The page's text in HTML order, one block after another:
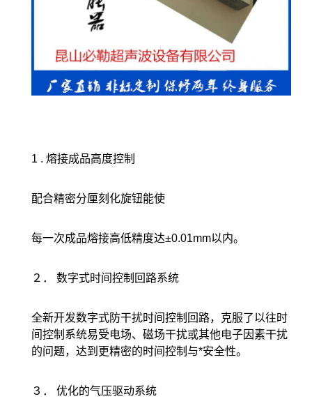
1 . 熔接成品高度控制
配合精密分厘刻化旋钮能使
每一次成品熔接高低精度达±0.01mm以内。
２． 数字式时间控制回路系统
全新开发数字式防干扰时间控制回路，克服了以往时
间控制系统易受电场、磁场干扰或其他电子因素干扰
的问题，达到更精密的时间控制与*安全性。
３． 优化的气压驱动系统